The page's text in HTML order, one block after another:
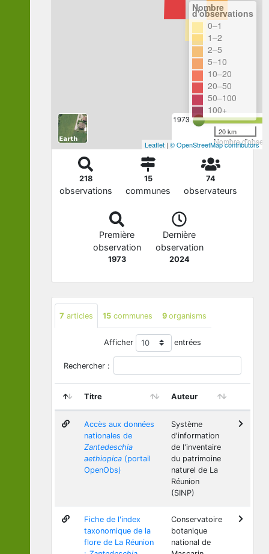
1973
Nombre
Nombre
d'observations
0–1
1–2
2–5
5–10
10–20
20–50
50–100
100+
20 km
Leaflet | © OpenStreetMap contributors
218
observations
15
communes
74
observateurs
Première
observation
1973
Dernière
observation
2024
7 articles 15 communes 9 organisms
Afficher entrées
Rechercher :
Titre Auteur
Accès aux données
nationales de
Zantedeschia
aethiopica (portail
OpenObs)
Système
d'information
de l'inventaire
du patrimoine
naturel de La
Réunion
(SINP)
Fiche de l'index
taxonomique de la
flore de La Réunion
Conservatoire
botanique
national de